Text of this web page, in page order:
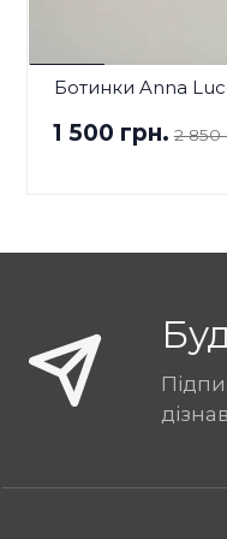
Ботинки Anna
1 500 грн. 2 850